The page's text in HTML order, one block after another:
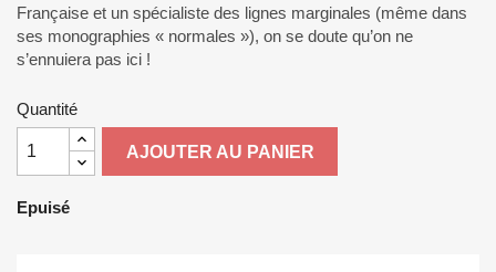
Française et un spécialiste des lignes marginales (même dans
ses monographies « normales »), on se doute qu’on ne
s’ennuiera pas ici !
Quantité
AJOUTER AU PANIER
Epuisé